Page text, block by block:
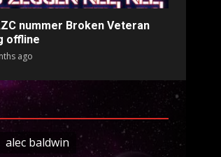
nummer Broken Veteran
offline
ago
alec baldwin